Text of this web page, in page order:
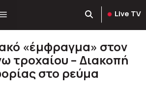
Live TV
«έμφραγμα» στον
τροχαίου – Διακοπή
στο ρεύμα